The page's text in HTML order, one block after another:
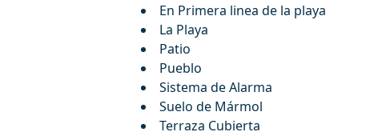
En Primera linea de la playa
La Playa
Patio
Pueblo
Sistema de Alarma
Suelo de Mármol
Terraza Cubierta